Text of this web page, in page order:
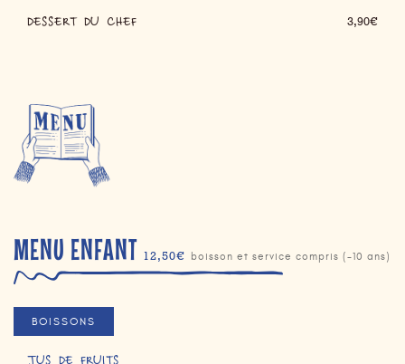
DESSERT DU CHEF 3,90€
MENU ENFANT 12,50€ boisson et service compris (-10 ans)
BOISSONS